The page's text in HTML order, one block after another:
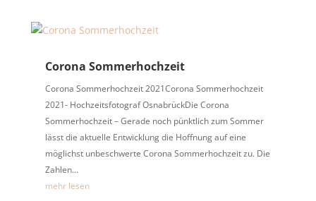
Corona Sommerhochzeit
Corona Sommerhochzeit 2021Corona Sommerhochzeit
2021- Hochzeitsfotograf OsnabrückDie Corona
Sommerhochzeit – Gerade noch pünktlich zum Sommer
lässt die aktuelle Entwicklung die Hoffnung auf eine
möglichst unbeschwerte Corona Sommerhochzeit zu. Die
Zahlen...
mehr lesen